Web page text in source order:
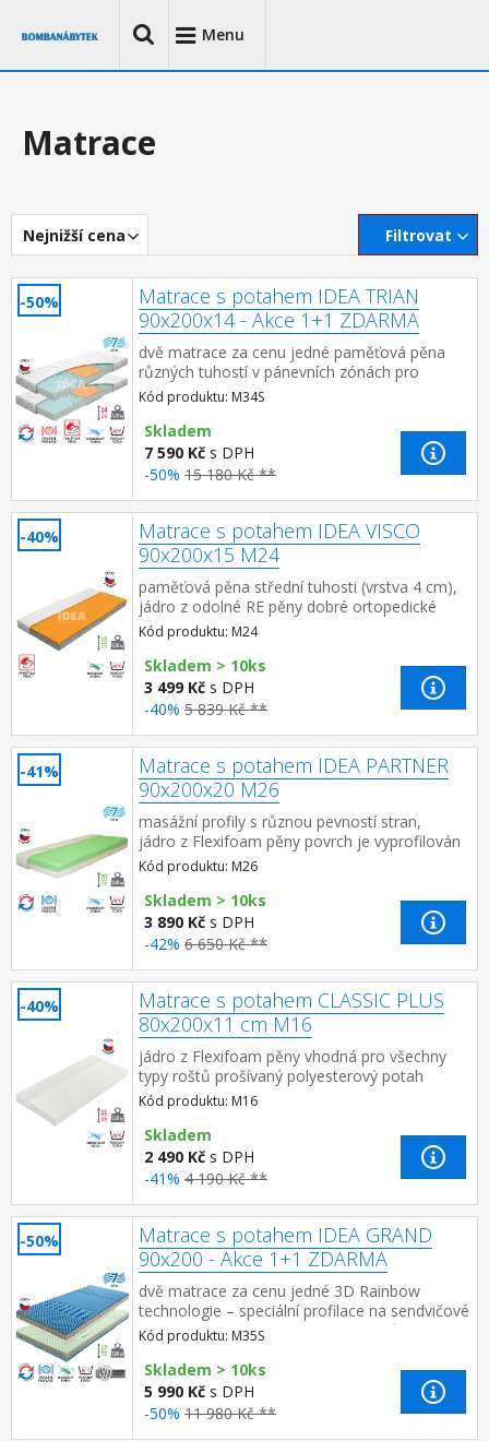
Menu
Matrace
Nejnižší cena Filtrovat
-50%
Matrace s potahem IDEA TRIAN
90x200x14 - Akce 1+1 ZDARMA
dvě matrace za cenu jedné paměťová pěna
různých tuhostí v pánevních zónách pro
odlehčení kloubům a celému pohybovému
aparátu 7zónová anatomická masážn...
Kód produktu: M34S
Skladem
7 590 Kč s DPH
-50% 15 180 Kč **
-40%
Matrace s potahem IDEA VISCO
90x200x15 M24
paměťová pěna střední tuhosti (vrstva 4 cm),
jádro z odolné RE pěny dobré ortopedické
vlastností a dlouhá životnost matrace vhodná
pro ...
Kód produktu: M24
Skladem > 10ks
3 499 Kč s DPH
-40% 5 839 Kč **
-41%
Matrace s potahem IDEA PARTNER
90x200x20 M26
masážní profily s různou pevností stran,
jádro z Flexifoam pěny povrch je vyprofilován
do 7 anatomických zón na obou stranách
tvrdá (bílá) a měkk...
Kód produktu: M26
Skladem > 10ks
3 890 Kč s DPH
-42% 6 650 Kč **
-40%
Matrace s potahem CLASSIC PLUS
80x200x11 cm M16
jádro z Flexifoam pěny vhodná pro všechny
typy roštů prošívaný polyesterový potah
snímatelný a pratelný do 40 °C doporučená
nosnost do ...
Kód produktu: M16
Skladem
2 490 Kč s DPH
-41% 4 190 Kč **
-50%
Matrace s potahem IDEA GRAND
90x200 - Akce 1+1 ZDARMA
dvě matrace za cenu jedné 3D Rainbow
technologie – speciální profilace na sendvičové
vrstvě z kombinace Flexifoam pěn různých
vlastností a tuhostí, kt...
Kód produktu: M35S
Skladem > 10ks
5 990 Kč s DPH
-50% 11 980 Kč **